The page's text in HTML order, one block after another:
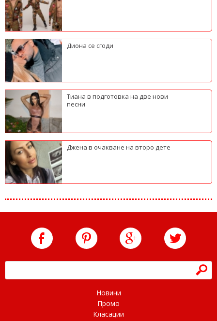
Диона се сгоди
Тиана в подготовка на две нови
песни
Джена в очакване на второ дете
h
Новини
Промо
Класации